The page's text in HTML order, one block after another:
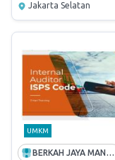
Jakarta Selatan
UMKM
BERKAH JAYA MANDIRITAMA